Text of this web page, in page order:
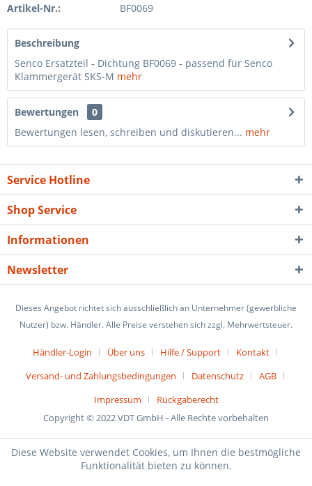
Artikel-Nr.: BF0069
Beschreibung
Senco Ersatzteil - Dichtung BF0069 - passend für Senco
Klammergerät SKS-M mehr
Bewertungen
0
Bewertungen lesen, schreiben und diskutieren... mehr
Service Hotline
Shop Service
Informationen
Newsletter
Dieses Angebot richtet sich ausschließlich an Unternehmer (gewerbliche
Nutzer) bzw. Händler. Alle Preise verstehen sich zzgl. Mehrwertsteuer.
Händler-Login Über uns Hilfe / Support
Kontakt
Versand- und Zahlungsbedingungen
Datenschutz
AGB
Impressum
Rückgaberecht
Copyright © 2022 VDT GmbH - Alle Rechte vorbehalten
Diese Website verwendet Cookies, um Ihnen die bestmögliche
Funktionalität bieten zu können.